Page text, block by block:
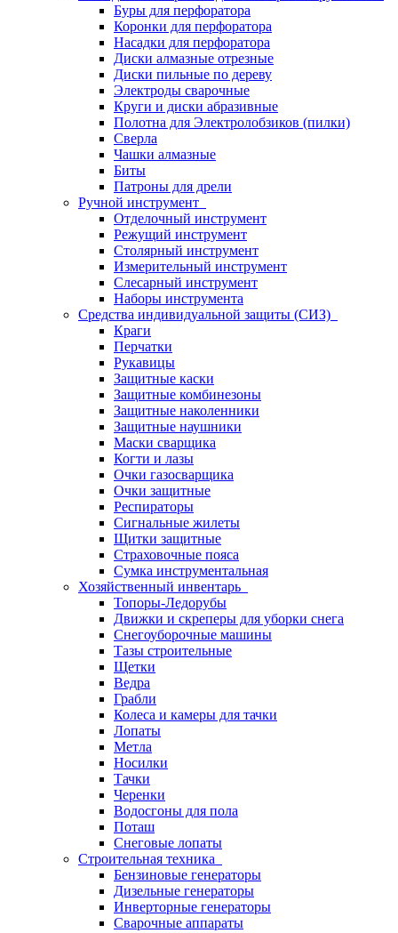
Буры для перфоратора
Коронки для перфоратора
Насадки для перфоратора
Диски алмазные отрезные
Диски пильные по дереву
Электроды сварочные
Круги и диски абразивные
Полотна для Электролобзиков (пилки)
Сверла
Чашки алмазные
Биты
Патроны для дрели
Ручной инструмент
Отделочный инструмент
Режущий инструмент
Столярный инструмент
Измерительный инструмент
Слесарный инструмент
Наборы инструмента
Средства индивидуальной защиты (СИЗ)
Краги
Перчатки
Рукавицы
Защитные каски
Защитные комбинезоны
Защитные наколенники
Защитные наушники
Маски сварщика
Когти и лазы
Очки газосварщика
Очки защитные
Респираторы
Сигнальные жилеты
Щитки защитные
Страховочные пояса
Сумка инструментальная
Хозяйственный инвентарь
Топоры-Ледорубы
Движки и скреперы для уборки снега
Снегоуборочные машины
Тазы строительные
Щетки
Ведра
Грабли
Колеса и камеры для тачки
Лопаты
Метла
Носилки
Тачки
Черенки
Водосгоны для пола
Поташ
Снеговые лопаты
Строительная техника
Бензиновые генераторы
Дизельные генераторы
Инверторные генераторы
Сварочные аппараты